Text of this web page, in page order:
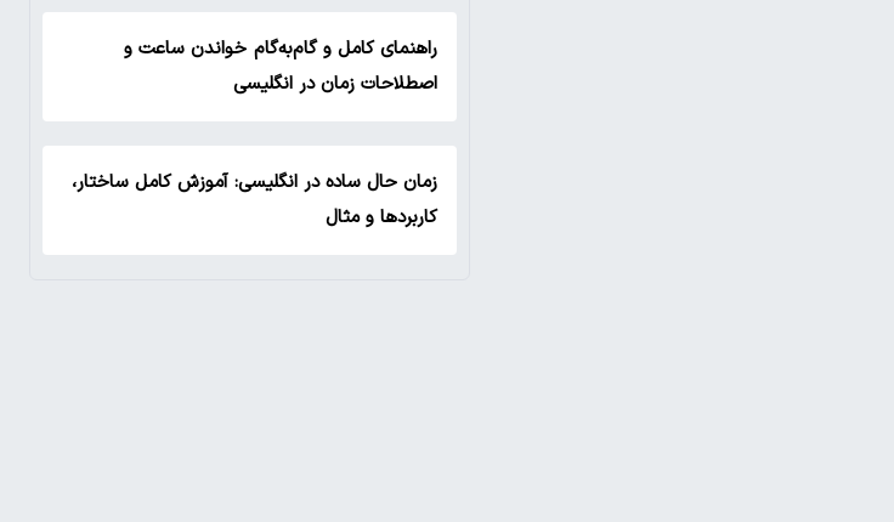
راهنمای کامل و گام‌به‌گام خواندن ساعت و
اصطلاحات زمان در انگلیسی
زمان حال ساده در انگلیسی: آموزش کامل ساختار،
کاربردها و مثال